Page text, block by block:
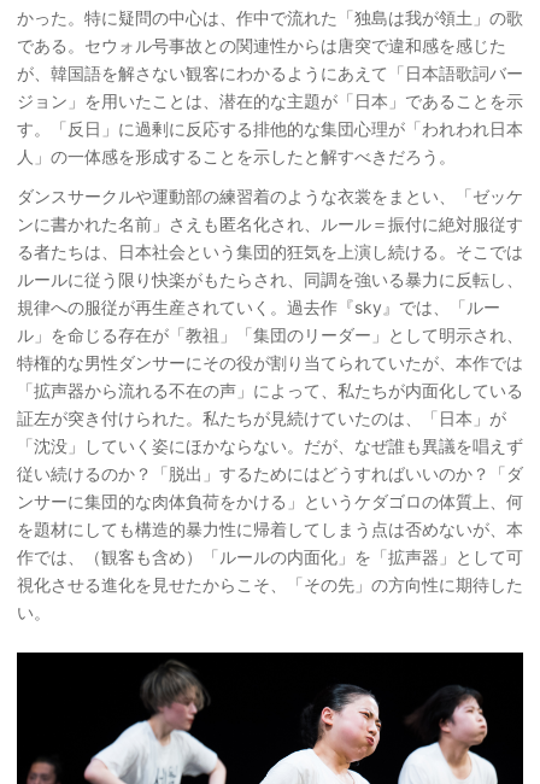
かった。特に疑問の中心は、作中で流れた「独島は我が領土」の歌
である。セウォル号事故との関連性からは唐突で違和感を感じた
が、韓国語を解さない観客にわかるようにあえて「日本語歌詞バー
ジョン」を用いたことは、潜在的な主題が「日本」であることを示
す。「反日」に過剰に反応する排他的な集団心理が「われわれ日本
人」の一体感を形成することを示したと解すべきだろう。
ダンスサークルや運動部の練習着のような衣裳をまとい、「ゼッケ
ンに書かれた名前」さえも匿名化され、ルール＝振付に絶対服従す
る者たちは、日本社会という集団的狂気を上演し続ける。そこでは
ルールに従う限り快楽がもたらされ、同調を強いる暴力に反転し、
規律への服従が再生産されていく。過去作『sky』では、「ルー
ル」を命じる存在が「教祖」「集団のリーダー」として明示され、
特権的な男性ダンサーにその役が割り当てられていたが、本作では
「拡声器から流れる不在の声」によって、私たちが内面化している
証左が突き付けられた。私たちが見続けていたのは、「日本」が
「沈没」していく姿にほかならない。だが、なぜ誰も異議を唱えず
従い続けるのか？「脱出」するためにはどうすればいいのか？「ダ
ンサーに集団的な肉体負荷をかける」というケダゴロの体質上、何
を題材にしても構造的暴力性に帰着してしまう点は否めないが、本
作では、（観客も含め）「ルールの内面化」を「拡声器」として可
視化させる進化を見せたからこそ、「その先」の方向性に期待した
い。